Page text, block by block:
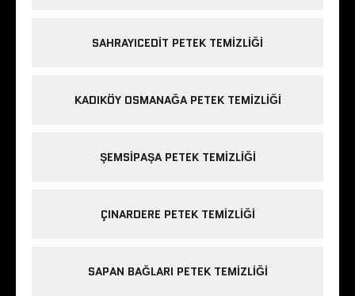
SAHRAYICEDIT PETEK TEMIZLIĞI
KADIKÖY OSMANAĞA PETEK TEMIZLIĞI
ŞEMSIPAŞA PETEK TEMIZLIĞI
ÇINARDERE PETEK TEMIZLIĞI
SAPAN BAĞLARI PETEK TEMIZLIĞI